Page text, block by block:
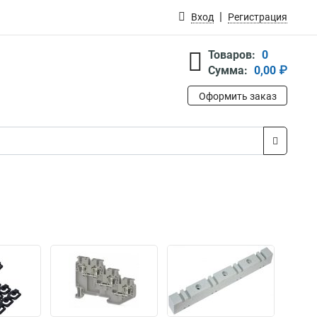
Вход Регистрация
Товаров: 0
Сумма: 0,00 ₽
Оформить заказ